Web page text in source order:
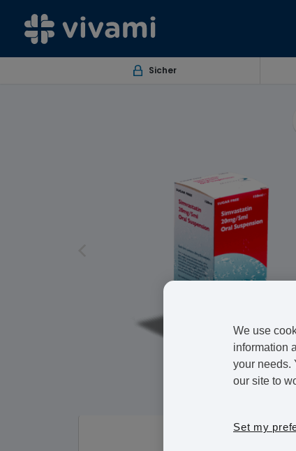
Sicher
Diese
We use
information
your needs.
our site to
Set my